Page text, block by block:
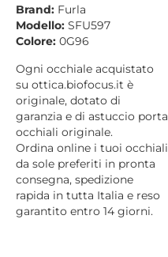
Brand: Furla
Modello: SFU597
Colore: 0G96
Ogni occhiale acquistato
su ottica.biofocus.it è
originale, dotato di
garanzia e di astuccio porta
occhiali originale.
Ordina online i tuoi occhiali
da sole preferiti in pronta
consegna, spedizione
rapida in tutta Italia e reso
garantito entro 14 giorni.